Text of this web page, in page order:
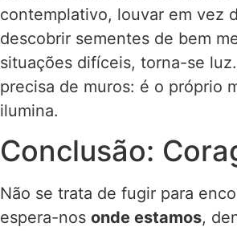
contemplativo, louvar em vez
descobrir sementes de bem
situações difíceis, torna-se
precisa de muros: é o próprio
ilumina.
Conclusão:
Não se trata de fugir para
espera-nos onde estamos,